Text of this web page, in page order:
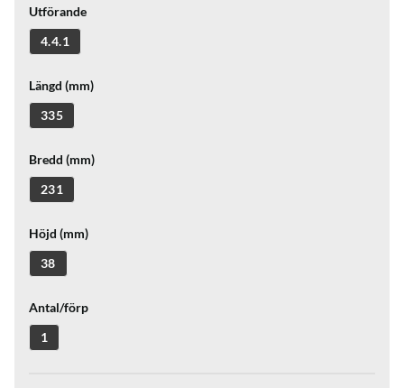
Utförande
4.4.1
Längd (mm)
335
Bredd (mm)
231
Höjd (mm)
38
Antal/förp
1